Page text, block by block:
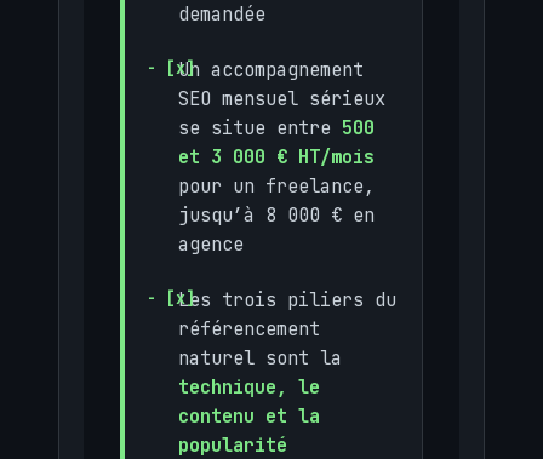
demandée
Un accompagnement
SEO mensuel sérieux
se situe entre 500
et 3 000 € HT/mois
pour un freelance,
jusqu’à 8 000 € en
agence
Les trois piliers du
référencement
naturel sont la
technique, le
contenu et la
popularité